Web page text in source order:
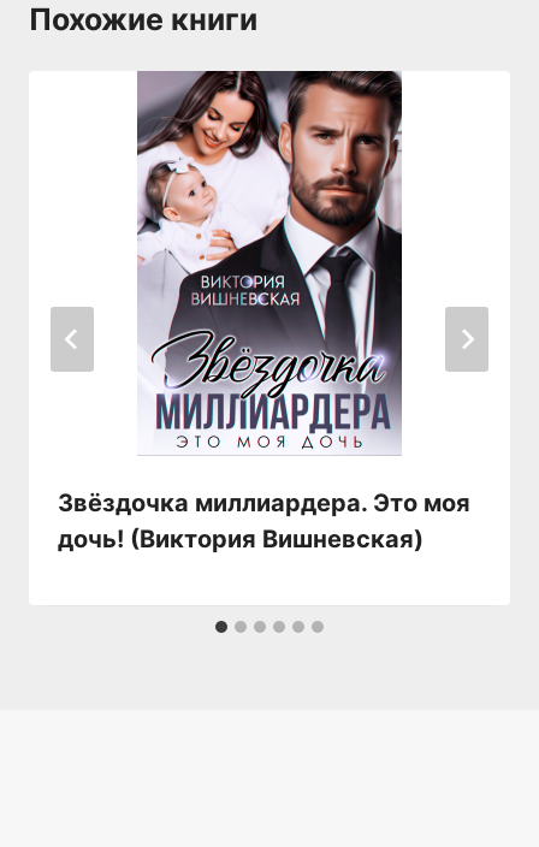
Похожие книги
Звёздочка миллиардера. Это моя
дочь! (Виктория Вишневская)